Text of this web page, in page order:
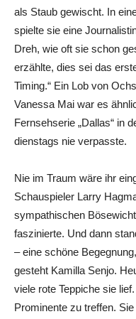
als Staub gewischt. In
spielte sie eine
Dreh, wie oft sie schon
erzählte, dies sei das
Timing.“ Ein Lob von
Vanessa Mai war es
Fernsehserie „Dallas“ in
dienstags nie verpasste.
Nie im Traum wäre ihr
Schauspieler Larry
sympathischen
faszinierte. Und dann
– eine schöne
gesteht Kamilla Senjo.
viele rote Teppiche sie
Prominente zu treffen.